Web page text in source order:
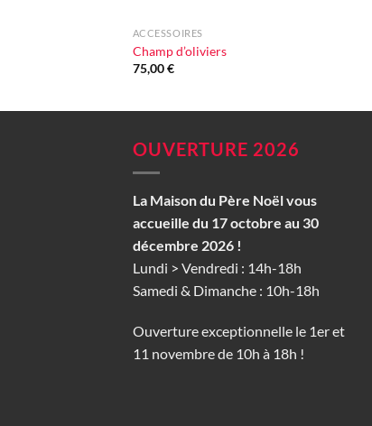
ACCESSOIRES
Champ d’oliviers
75,00€
OUVERTURE 2026
La Maison du Père Noël vous
accueille du 17 octobre au 30
décembre 2026 !
Lundi > Vendredi : 14h-18h
Samedi & Dimanche : 10h-18h
Ouverture exceptionnelle le 1er et
11 novembre de 10h à 18h !